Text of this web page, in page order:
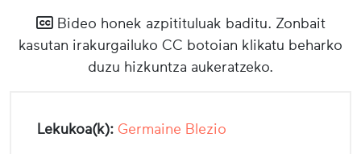
Bideo honek azpitituluak baditu. Zonbait
kasutan irakurgailuko CC botoian klikatu beharko
duzu hizkuntza aukeratzeko.
Lekukoa(k): Germaine Blezio